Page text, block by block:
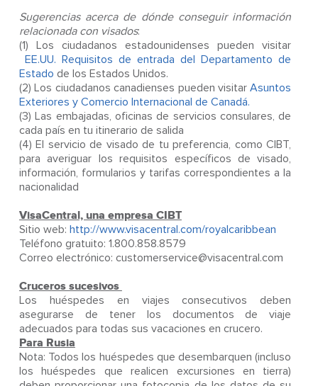
Sugerencias acerca de dónde conseguir información
relacionada con visados:
(1) Los ciudadanos estadounidenses pueden visitar
EE.UU. Requisitos de entrada del Departamento de
Estado de los Estados Unidos.
(2) Los ciudadanos canadienses pueden visitarAsuntos
Exteriores y Comercio Internacional de Canadá.
(3) Las embajadas, oficinas de servicios consulares, de
cada país en tu itinerario de salida
(4) El servicio de visado de tu preferencia, como CIBT,
para averiguar los requisitos específicos de visado,
información, formularios y tarifas correspondientes a la
nacionalidad
VisaCentral, una empresa CIBT
Sitio web: http://www.visacentral.com/royalcaribbean
Teléfono gratuito: 1.800.858.8579
Correo electrónico: customerservice@visacentral.com
Cruceros sucesivos
Los huéspedes en viajes consecutivos deben
asegurarse de tener los documentos de viaje
adecuados para todas sus vacaciones en crucero.
Para Rusia
Nota: Todos los huéspedes que desembarquen (incluso
los huéspedes que realicen excursiones en tierra)